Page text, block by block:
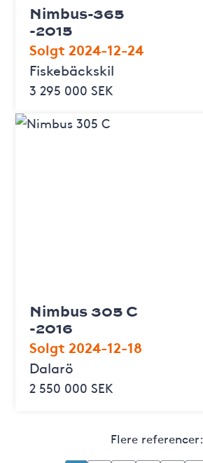
Nimbus-365
-2015
Solgt 2024-12-24
Fiskebäckskil
3 295 000 SEK
Nimbus 305 C
-2016
Solgt 2024-12-18
Dalarö
2 550 000 SEK
Flere referencer: